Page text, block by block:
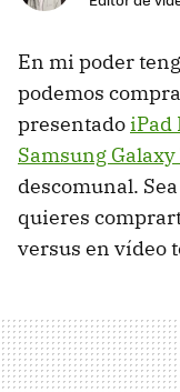
En mi poder
podemos
presentadoiPad
Samsung
descomunal.
quieres
versus en vídeo